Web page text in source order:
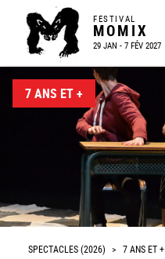
FESTIVAL
MOMIX
29 JAN - 7 FÉV 2027
7 ANS ET +
SPECTACLES (2026) > 7 ANS ET +